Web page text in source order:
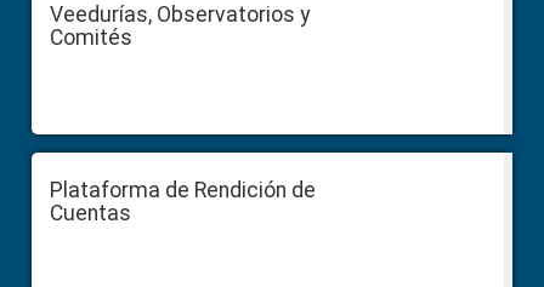
Veedurías, Observatorios y
Comités
Plataforma de Rendición de
Cuentas